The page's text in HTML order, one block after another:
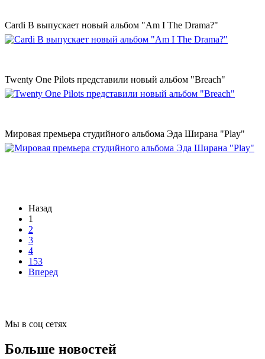
Cardi B выпускает новый альбом "Am I The Drama?"
Twenty One Pilots представили новый альбом "Breach"
Мировая премьера студийного альбома Эда Ширана "Play"
Назад
1
2
3
4
153
Вперед
Мы в соц сетях
Больше новостей